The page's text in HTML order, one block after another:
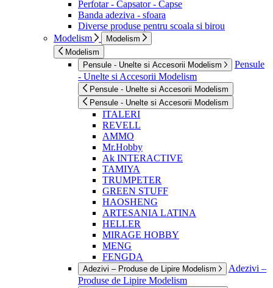
Perfotar - Capsator - Capse
Banda adeziva - sfoara
Diverse produse pentru scoala si birou
Modelism
Modelism
Modelism
Pensule - Unelte si Accesorii Modelism
Pensule
- Unelte si Accesorii Modelism
Pensule - Unelte si Accesorii Modelism
Pensule - Unelte si Accesorii Modelism
ITALERI
REVELL
AMMO
Mr.Hobby
Ak INTERACTIVE
TAMIYA
TRUMPETER
GREEN STUFF
HAOSHENG
ARTESANIA LATINA
HELLER
MIRAGE HOBBY
MENG
FENGDA
Adezivi – Produse de Lipire Modelism
Adezivi –
Produse de Lipire Modelism